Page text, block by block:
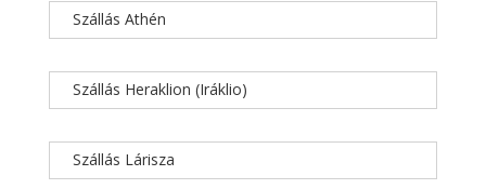
Szállás Athén
Szállás Heraklion (Iráklio)
Szállás Lárisza